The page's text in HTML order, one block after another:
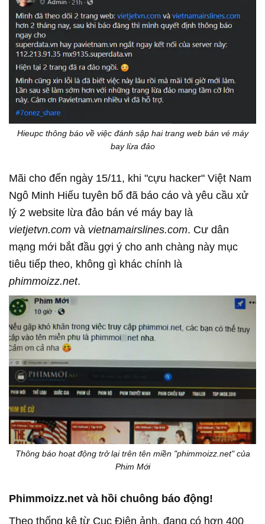
Hieupc thông báo về việc đánh sập hai trang web bán vé máy
bay lừa đảo
Mãi cho đến ngày 15/11, khi "cựu hacker" Việt Nam
Ngô Minh Hiếu tuyên bố đã báo cáo và yêu cầu xử
lý 2 website lừa đảo bán vé máy bay là
vietjetvn.com và vietnamairslines.com. Cư dân
mạng mới bắt đầu gợi ý cho anh chàng này mục
tiêu tiếp theo, không gì khác chính là
phimmoizz.net.
Thông báo hoạt động trở lại trên tên miền "phimmoizz.net" của
Phim Mới
Phimmoizz.net và hồi chuông báo động!
Theo thống kê từ Cục Điện ảnh, đang có hơn 400